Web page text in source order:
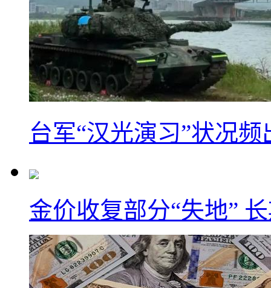
台军“汉光演习”状况
金价收复部分“失地”